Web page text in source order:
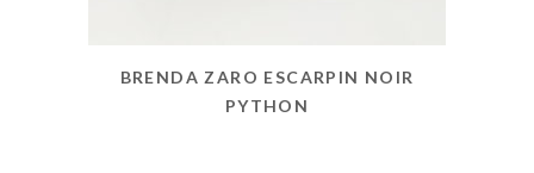
BRENDA ZARO ESCARPIN NOIR
PYTHON